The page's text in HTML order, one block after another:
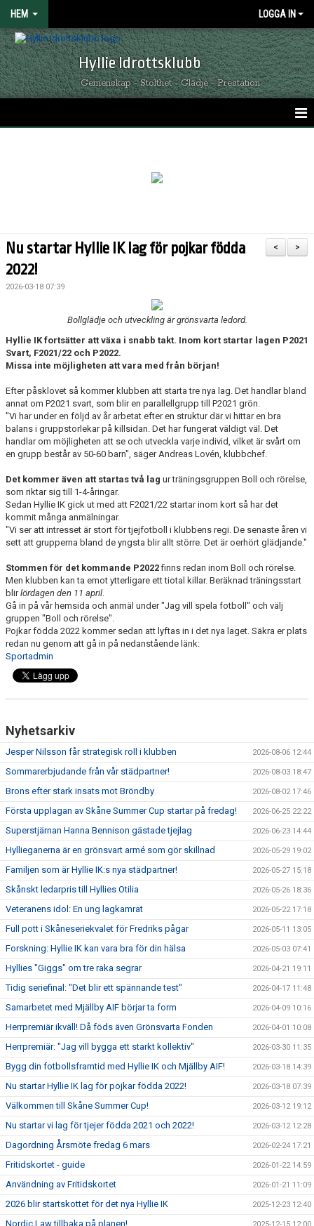
HEM LOGGA IN
Hyllie Idrottsklubb
Gemenskap - Stolthet - Glädje - Prestation
OM HYLLIE IK
SPONSORER
HYLLIEDAGEN
FÖR BESÖKARE
MEDLEMSKAP
>
<
Nu startar Hyllie IK lag för pojkar födda
2022!
2026-03-18 07:39
Bollglädje och utveckling är grönsvarta ledord.
Hyllie IK fortsätter att växa i snabb takt. Inom kort startar lagen P2021
Svart, F2021/22 och P2022.
Missa inte möjligheten att vara med från början!
Efter påsklovet så kommer klubben att starta tre nya lag. Det handlar bland
annat om P2021 svart, som blir en parallellgrupp till P2021 grön.
"Vi har under en följd av år arbetat efter en struktur där vi hittar en bra
balans i gruppstorlekar på killsidan. Det har fungerat väldigt väl. Det
handlar om möjligheten att se och utveckla varje individ, vilket är svårt om
en grupp består av 50-60 barn", säger Andreas Lovén, klubbchef.
Det kommer även att startas två lag ur träningsgruppen Boll och rörelse,
som riktar sig till 1-4-åringar.
Sedan Hyllie IK gick ut med att F2021/22 startar inom kort så har det
kommit många anmälningar.
"Vi ser att intresset är stort för tjejfotboll i klubbens regi. De senaste åren vi
sett att grupperna bland de yngsta blir allt större. Det är oerhört glädjande."
Stommen för det kommande P2022finns redan inom Boll och rörelse.
Men klubben kan ta emot ytterligare ett tiotal killar. Beräknad träningsstart
blirlördagen den 11 april.
Gå in på vår hemsida och anmäl under "Jag vill spela fotboll" och välj
gruppen "Boll och rörelse".
Pojkar födda 2022 kommer sedan att lyftas in i det nya laget. Säkra er plats
redan nu genom att gå in på nedanstående länk:
Sportadmin
Nyhetsarkiv
Jesper Nilsson får strategisk roll i klubben 2026-08-06 12:44
Sommarerbjudande från vår städpartner! 2026-08-03 18:47
Brons efter stark insats mot Bröndby 2026-08-02 17:46
Första upplagan av Skåne Summer Cup startar på fredag! 2026-06-25 22:22
Superstjärnan Hanna Bennison gästade tjejlag 2026-06-23 14:44
Hyllieganerna är en grönsvart armé som gör skillnad 2026-05-29 19:02
Familjen som är Hyllie IK:s nya städpartner! 2026-05-27 15:18
Skånskt ledarpris till Hyllies Otilia 2026-05-26 18:36
Veteranens idol: En ung lagkamrat 2026-05-22 17:18
Full pott i Skåneseriekvalet för Fredriks pågar 2026-05-11 13:05
Forskning: Hyllie IK kan vara bra för din hälsa 2026-05-03 07:41
Hyllies "Giggs" om tre raka segrar 2026-04-21 19:11
Tidig seriefinal: "Det blir ett spännande test" 2026-04-17 11:48
Samarbetet med Mjällby AIF börjar ta form 2026-04-09 10:16
Herrpremiär ikväll! Då föds även Grönsvarta Fonden 2026-04-01 10:08
Herrpremiär: "Jag vill bygga ett starkt kollektiv" 2026-03-30 11:35
Bygg din fotbollsframtid med Hyllie IK och Mjällby AIF! 2026-03-18 14:39
Nu startar Hyllie IK lag för pojkar födda 2022! 2026-03-18 07:39
Välkommen till Skåne Summer Cup! 2026-03-12 19:12
Nu startar vi lag för tjejer födda 2021 och 2022! 2026-03-12 12:28
Dagordning Årsmöte fredag 6 mars 2026-02-24 17:21
Fritidskortet - guide 2026-01-22 14:59
Användning av Fritidskortet 2026-01-21 11:09
2026 blir startskottet för det nya Hyllie IK 2025-12-23 12:40
Nordic Law tillbaka på planen!